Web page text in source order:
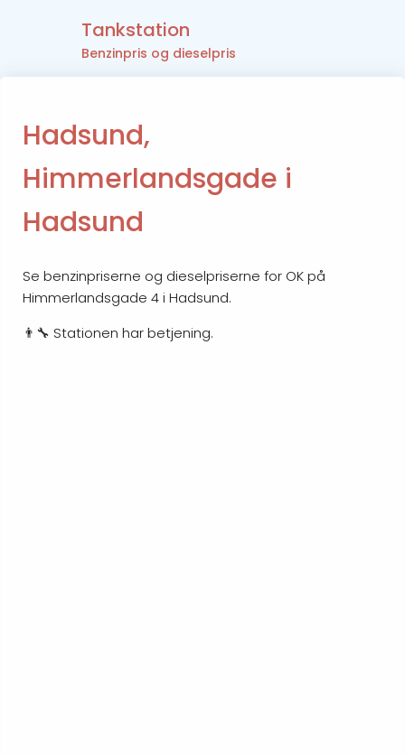
Tankstation
Benzinpris og dieselpris
Hadsund,
Himmerlandsgade i
Hadsund
Se benzinpriserne og dieselpriserne for OK på
Himmerlandsgade 4 i Hadsund.
👨‍🔧 Stationen har betjening.